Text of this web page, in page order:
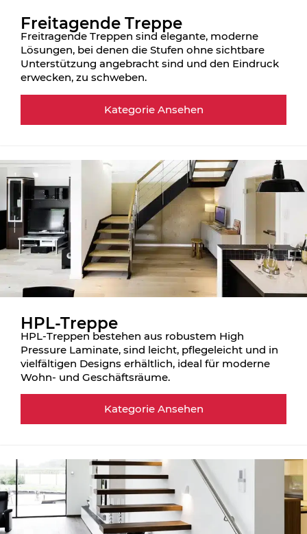
Freitagende Treppe
Freitragende Treppen sind elegante, moderne
Lösungen, bei denen die Stufen ohne sichtbare
Unterstützung angebracht sind und den Eindruck
erwecken, zu schweben.
Kategorie Ansehen
HPL-Treppe
HPL-Treppen bestehen aus robustem High
Pressure Laminate, sind leicht, pflegeleicht und in
vielfältigen Designs erhältlich, ideal für moderne
Wohn- und Geschäftsräume.
Kategorie Ansehen